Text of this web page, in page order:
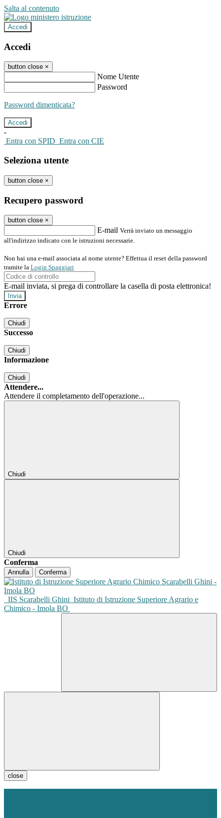
Salta al contenuto
Accedi
Accedi
button close ×
Nome Utente
Password
Password dimenticata?
-
Entra con SPID Entra con CIE
Seleziona utente
button close ×
Recupero password
button close ×
E-mail Verrà inviato un messaggio
all'indirizzo indicato con le istruzioni necessarie.
Non hai una e-mail associata al nome utente? Effettua il reset della password
tramite la Login Spaggiari
E-mail inviata, si prega di controllare la casella di posta elettronica!
Errore
Chiudi
Successo
Chiudi
Informazione
Chiudi
Attendere...
Attendere il completamento dell'operazione...
Chiudi
Chiudi
Conferma
Annulla Conferma
IIS Scarabelli Ghini Istituto di Istruzione Superiore Agrario e
Chimico - Imola BO
close